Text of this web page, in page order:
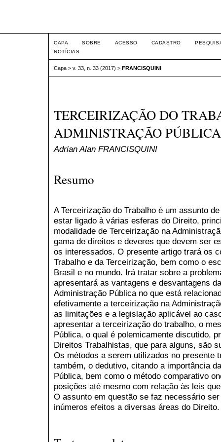
CAPA SOBRE ACESSO CADASTRO
NOTÍCIAS
Capa > v. 33, n. 33 (2017) > FRANCISQUINI
TERCEIRIZAÇÃO DO
ADMINISTRAÇÃO PÚBLICA
Adrian Alan FRANCISQUINI
Resumo
A Terceirização do Trabalho é um assunto
estar ligado à várias esferas do Direito,
modalidade de Terceirização na
gama de direitos e deveres que devem ser
os interessados. O presente artigo trará os
Trabalho e da Terceirização, bem como o
Brasil e no mundo. Irá tratar sobre a
apresentará as vantagens e desvantagens
Administração Pública no que está
efetivamente a terceirização na
as limitações e a legislação aplicável ao
apresentar a terceirização do trabalho, o
Pública, o qual é polemicamente discutido,
Direitos Trabalhistas, que para alguns, são
Os métodos a serem utilizados no presente
também, o dedutivo, citando a importância
Pública, bem como o método comparativo
posições até mesmo com relação às leis
O assunto em questão se faz necessário
inúmeros efeitos a diversas áreas do Direito.